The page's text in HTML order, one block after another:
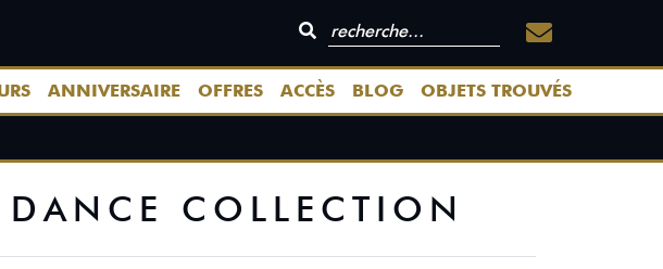
ANNIVERSAIRE OFFRES ACCÈS BLOG OBJETS TROUVÉS
COLLECTION